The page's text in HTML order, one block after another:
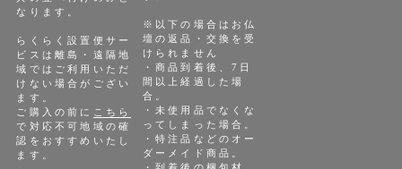
なります。
らくらく設置便サー
ビスは離島・遠隔地
域ではご利用いただ
けない場合がござい
ます。
ご購入の前に こちら
で対応不可地域の確
認をおすすめいたし
ます。
※以下の場合はお仏
壇の返品・交換を受
けられません
・商品到着後、7日
間以上経過した場
合。
・未使用品でなくな
ってしまった場合。
・特注品などのオー
ダーメイド商品。
・到着後の梱包材